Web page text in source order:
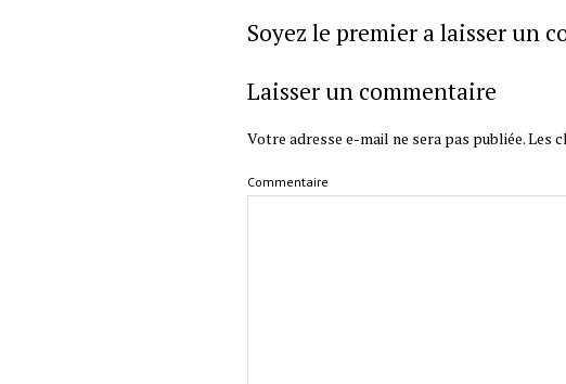
Soyez le premier a laisser un
Laisser un commentaire
Votre adresse e-mail ne sera pas publiée.Les
Commentaire